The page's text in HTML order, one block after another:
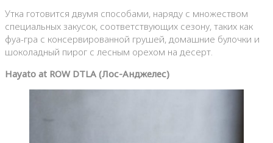
Утка готовится двумя способами, наряду с множеством
специальных закусок, соответствующих сезону, таких как
фуа-гра с консервированной грушей, домашние булочки и
шоколадный пирог с лесным орехом на десерт.
Hayato at ROW DTLA (Лос-Анджелес)